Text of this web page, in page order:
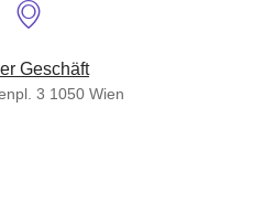
Geschäft
3 1050 Wien